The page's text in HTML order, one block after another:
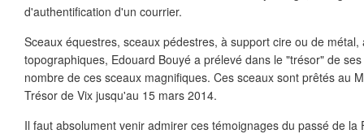
d'authentification d'un courrier.
Sceaux équestres, sceaux pédestres, à support cire ou de
topographiques, Edouard Bouyé a prélevé dans le "trésor" de
nombre de ces sceaux magnifiques. Ces sceaux sont prêtés au
Trésor de Vix jusqu'au 15 mars 2014.
Il faut absolument venir admirer ces témoignages du passé de